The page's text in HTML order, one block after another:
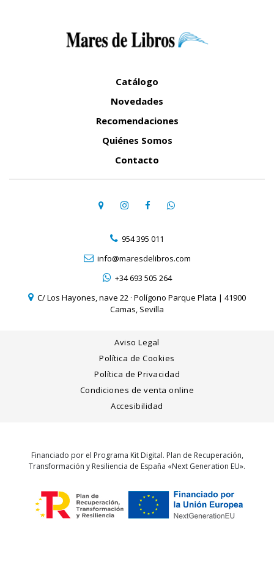
Catálogo
Novedades
Recomendaciones
Quiénes Somos
Contacto
954 395 011
info@maresdelibros.com
+34 693 505 264
C/ Los Hayones, nave 22 · Polígono Parque Plata | 41900
Camas, Sevilla
Aviso Legal
Política de Cookies
Política de Privacidad
Condiciones de venta online
Accesibilidad
Financiado por el Programa Kit Digital. Plan de Recuperación,
Transformación y Resiliencia de España «Next Generation EU».